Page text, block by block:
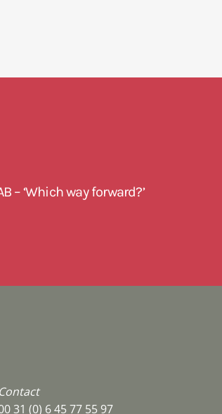
– ‘Which way forward?’
Contact
31 (0) 6 45 77 55 97